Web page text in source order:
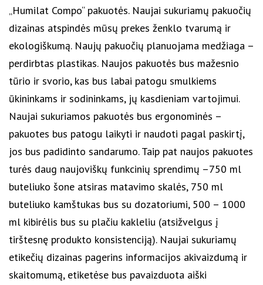
„Humilat Compo“ pakuotės. Naujai sukuriamų pakuočių
dizainas atspindės mūsų prekes ženklo tvarumą ir
ekologiškumą. Naujų pakuočių planuojama medžiaga –
perdirbtas plastikas. Naujos pakuotės bus mažesnio
tūrio ir svorio, kas bus labai patogu smulkiems
ūkininkams ir sodininkams, jų kasdieniam vartojimui.
Naujai sukuriamos pakuotės bus ergonominės –
pakuotes bus patogu laikyti ir naudoti pagal paskirtį,
jos bus padidinto sandarumo. Taip pat naujos pakuotes
turės daug naujoviškų funkcinių sprendimų –750 ml
buteliuko šone atsiras matavimo skalės, 750 ml
buteliuko kamštukas bus su dozatoriumi, 500 – 1000
ml kibirėlis bus su plačiu kakleliu (atsižvelgus į
tirštesnę produkto konsistenciją). Naujai sukuriamų
etikečių dizainas pagerins informacijos akivaizdumą ir
skaitomumą, etiketėse bus pavaizduota aiški